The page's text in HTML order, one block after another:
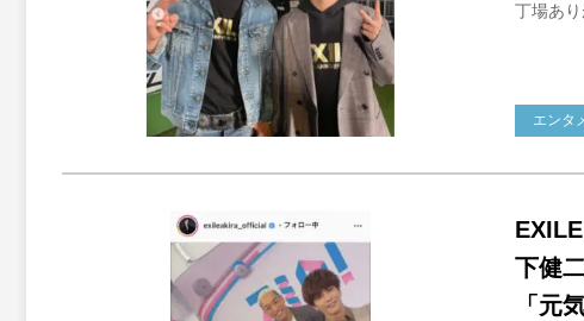
丁場あ
エンタ
下健
「元